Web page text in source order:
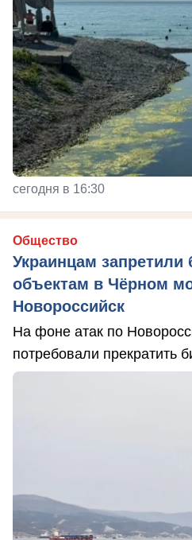
сегодня в 16:30
Общество
Украинцам
объектам в Чёрном
Новороссийск
На фоне атак по
потребовали прекратить